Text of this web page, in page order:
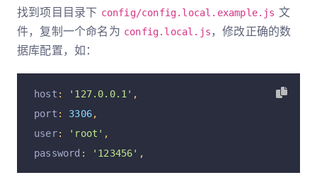
找到项目目录下 config/config.local.example.js 文
件，复制一个命名为 config.local.js ，修改正确的数
据库配置，如：
host : '127.0.0.1' ,
port : 3306,
user: 'root' ,
password : '123456' ,